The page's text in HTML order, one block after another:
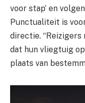
voor stap’ en
Punctualiteit is
directie.
dat hun vliegtuig
plaats van